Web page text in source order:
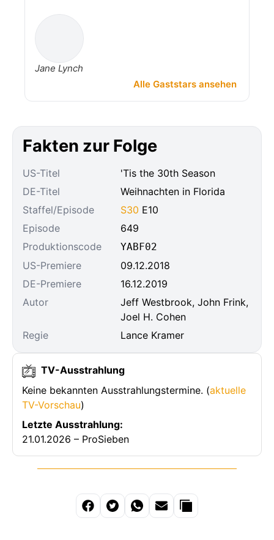
Jane Lynch
Alle Gaststars ansehen
Fakten zur Folge
US-Titel
'Tis the 30th Season
DE-Titel
Weihnachten in Florida
Staffel/Episode
S30 E10
Episode
649
Produktionscode
YABF02
US-Premiere
09.12.2018
DE-Premiere
16.12.2019
Autor
Jeff Westbrook, John Frink,
Joel H. Cohen
Regie
Lance Kramer
TV-Ausstrahlung
Keine bekannten Ausstrahlungstermine. (aktuelle
TV-Vorschau)
Letzte Ausstrahlung:
21.01.2026 – ProSieben